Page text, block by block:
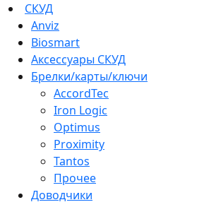
СКУД
Anviz
Biosmart
Аксессуары СКУД
Брелки/карты/ключи
AccordTec
Iron Logic
Optimus
Proximity
Tantos
Прочее
Доводчики